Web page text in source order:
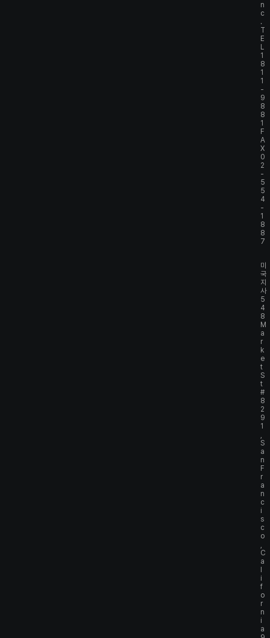
n
c
.
T
E
L
1
8
1
1
-
9
8
8
1
F
A
X
0
2
-
5
5
4
-
1
8
8
7
미
국
지
사
5
4
8
M
a
r
k
e
t
S
t
#
8
2
9
1
S
a
n
F
r
a
n
c
i
s
c
o
C
a
i
f
o
r
n
i
a